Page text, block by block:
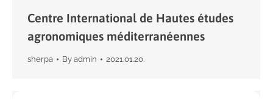
Centre International de Hautes études
agronomiques méditerranéennes
sherpa By admin 2021.01.20.